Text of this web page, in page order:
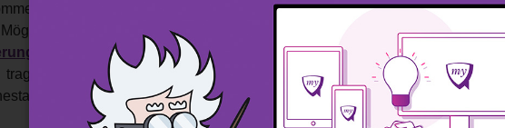
einher. Dies müssen Sie bereits
mehrere Jahre im
Ihren Lebensstandard zu halten, wenn es
abschließen, gezielte Ersparnisse aufbauen, in
dass die Tilgung Ihrer Kredite (Immobilienkredit,
abgeschlossen ist.